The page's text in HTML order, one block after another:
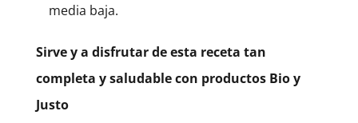
media baja.
Sirve y a disfrutar de esta receta tan
completa y saludable con productos Bio y
Justo